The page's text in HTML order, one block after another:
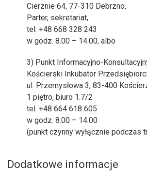
Cierznie 64, 77-310 Debrzno,
Parter, sekretariat,
tel. +48 668 328 243
w godz. 8.00 – 14.00, albo
3) Punkt Informacyjno-
Kościerski Inkubator
ul. Przemysłowa 3, 83-400
1 piętro, biuro 1.7/2
tel. +48 664 618 605
w godz. 8.00 – 14.00
(punkt czynny wyłącznie podczas
Dodatkowe informacje